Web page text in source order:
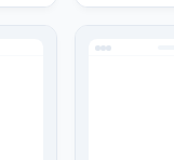
Produkte
Hackern